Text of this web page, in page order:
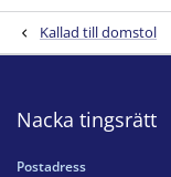
Kallad till domstol
Nacka tingsrätt
Postadress